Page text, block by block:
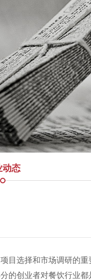
动态
选择和市场调研的重
的创业者对餐饮行业